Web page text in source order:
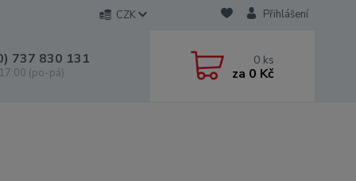
CZK Přihlášení
737 830 131
(po-pá)
0 ks
za 0 Kč